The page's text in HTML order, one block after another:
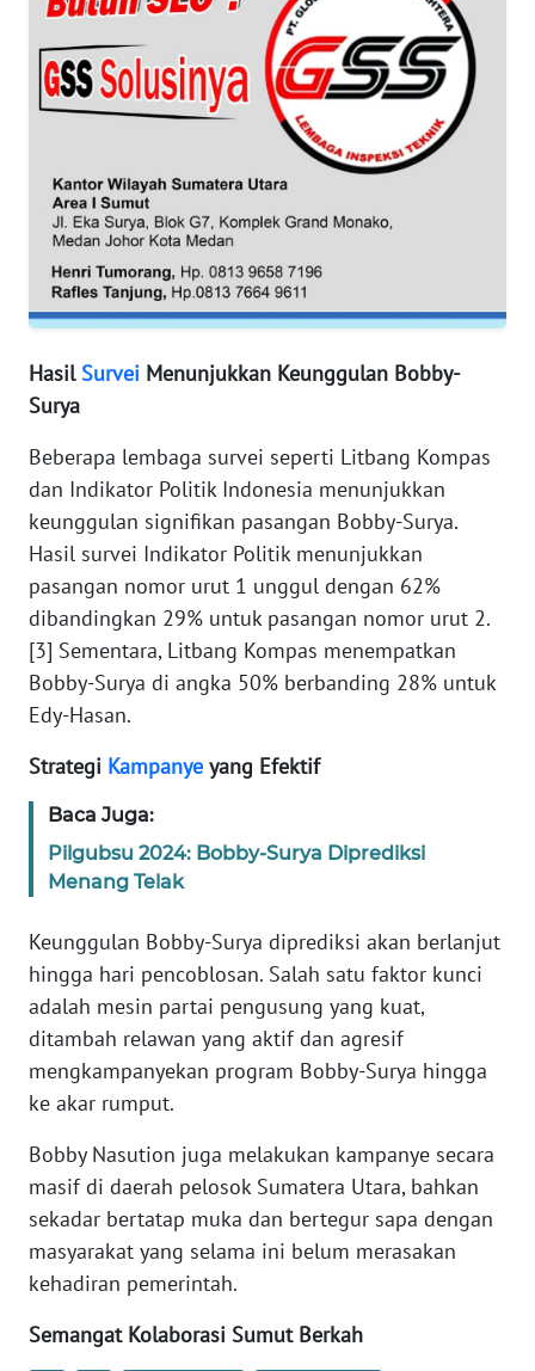
Hasil Survei Menunjukkan Keunggulan Bobby-
Surya
Beberapa lembaga survei seperti Litbang Kompas
dan Indikator Politik Indonesia menunjukkan
keunggulan signifikan pasangan Bobby-Surya.
Hasil survei Indikator Politik menunjukkan
pasangan nomor urut 1 unggul dengan 62%
dibandingkan 29% untuk pasangan nomor urut 2.
[3] Sementara, Litbang Kompas menempatkan
Bobby-Surya di angka 50% berbanding 28% untuk
Edy-Hasan.
Strategi Kampanye yang Efektif
Baca Juga:
Pilgubsu 2024: Bobby-Surya Diprediksi
Menang Telak
Keunggulan Bobby-Surya diprediksi akan berlanjut
hingga hari pencoblosan. Salah satu faktor kunci
adalah mesin partai pengusung yang kuat,
ditambah relawan yang aktif dan agresif
mengkampanyekan program Bobby-Surya hingga
ke akar rumput.
Bobby Nasution juga melakukan kampanye secara
masif di daerah pelosok Sumatera Utara, bahkan
sekadar bertatap muka dan bertegur sapa dengan
masyarakat yang selama ini belum merasakan
kehadiran pemerintah.
Semangat Kolaborasi Sumut Berkah
WN
WN
WN
RIAU
WN
SERAMBI
JAMBI
WN
NTB
WN
SULTENG
SULBAR
BABEL
SUMBAR
WN
SUMSEL
WN
WN
LAMPUNG
WN
WN